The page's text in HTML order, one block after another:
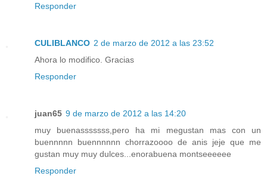
Responder
CULIBLANCO 2 de marzo de 2012 a las 23:52
Ahora lo modifico. Gracias
Responder
juan65 9 de marzo de 2012 a las 14:20
muy buenasssssss,pero ha mi megustan mas con un
buennnnn buennnnnn chorrazoooo de anis jeje que me
gustan muy muy dulces...enorabuena montseeeeee
Responder